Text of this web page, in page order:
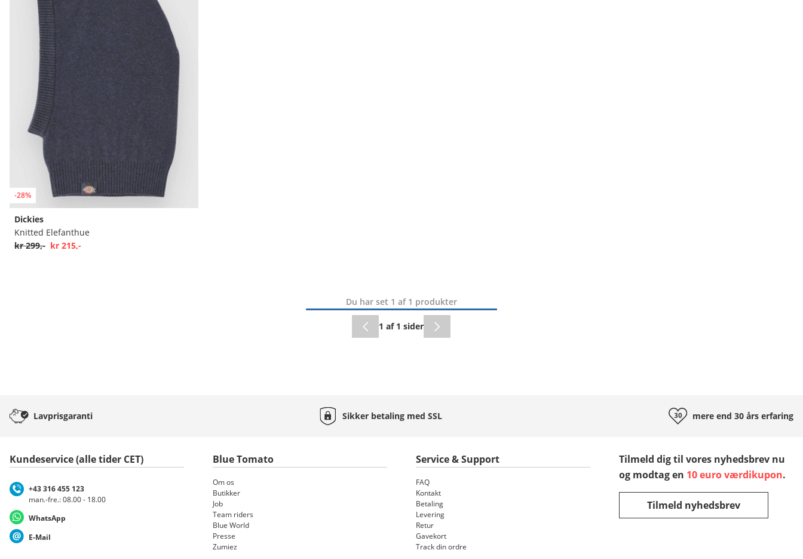
-28%
Dickies
Knitted Elefanthue
kr 299,- kr 215,-
Du har set 1 af 1 produkter
1 af 1 sider
Lavprisgaranti Sikker betaling medSSL mere end 30 års erfaring
Kundeservice (alle tider CET)
+43 316 455 123
man.-fre.: 08.00 - 18.00
WhatsApp
E-Mail
Blue Tomato
Om os
Butikker
Job
Team riders
Blue World
Presse
Zumiez
Service & Support
FAQ
Kontakt
Betaling
Levering
Retur
Gavekort
Track din ordre
Tilmeld dig til vores nyhedsbrev nu
og modtag en 10 euro værdikupon.
Tilmeld nyhedsbrev